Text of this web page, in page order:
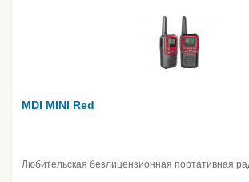
MDI MINI Red
Любительская безлицензионная портативная